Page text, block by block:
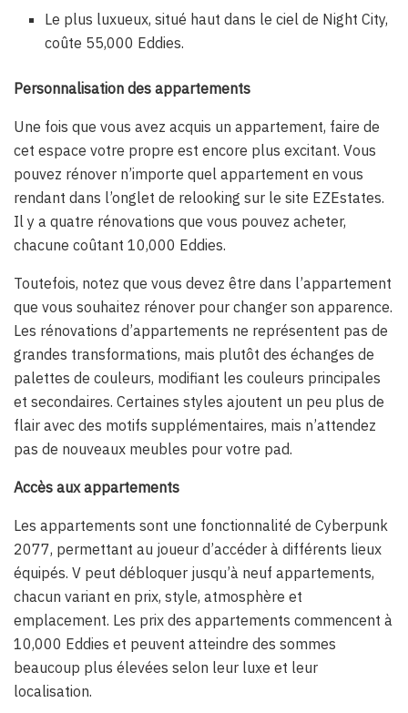
Le plus luxueux, situé haut dans le ciel de Night City,
coûte 55,000 Eddies.
Personnalisation des appartements
Une fois que vous avez acquis un appartement, faire de
cet espace votre propre est encore plus excitant. Vous
pouvez rénover n’importe quel appartement en vous
rendant dans l’onglet de relooking sur le site EZEstates.
Il y a quatre rénovations que vous pouvez acheter,
chacune coûtant 10,000 Eddies.
Toutefois, notez que vous devez être dans l’appartement
que vous souhaitez rénover pour changer son apparence.
Les rénovations d’appartements ne représentent pas de
grandes transformations, mais plutôt des échanges de
palettes de couleurs, modifiant les couleurs principales
et secondaires. Certaines styles ajoutent un peu plus de
flair avec des motifs supplémentaires, mais n’attendez
pas de nouveaux meubles pour votre pad.
Accès aux appartements
Les appartements sont une fonctionnalité de Cyberpunk
2077, permettant au joueur d’accéder à différents lieux
équipés. V peut débloquer jusqu’à neuf appartements,
chacun variant en prix, style, atmosphère et
emplacement. Les prix des appartements commencent à
10,000 Eddies et peuvent atteindre des sommes
beaucoup plus élevées selon leur luxe et leur
localisation.